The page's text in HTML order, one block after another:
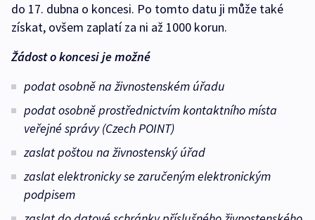
do 17. dubna o koncesi. Po tomto datu ji může také
získat, ovšem zaplatí za ni až 1000 korun.
Žádost o koncesi je možné
podat osobně na živnostenském úřadu
podat osobně prostřednictvím kontaktního místa
veřejné správy (Czech POINT)
zaslat poštou na živnostenský úřad
zaslat elektronicky se zaručeným elektronickým
podpisem